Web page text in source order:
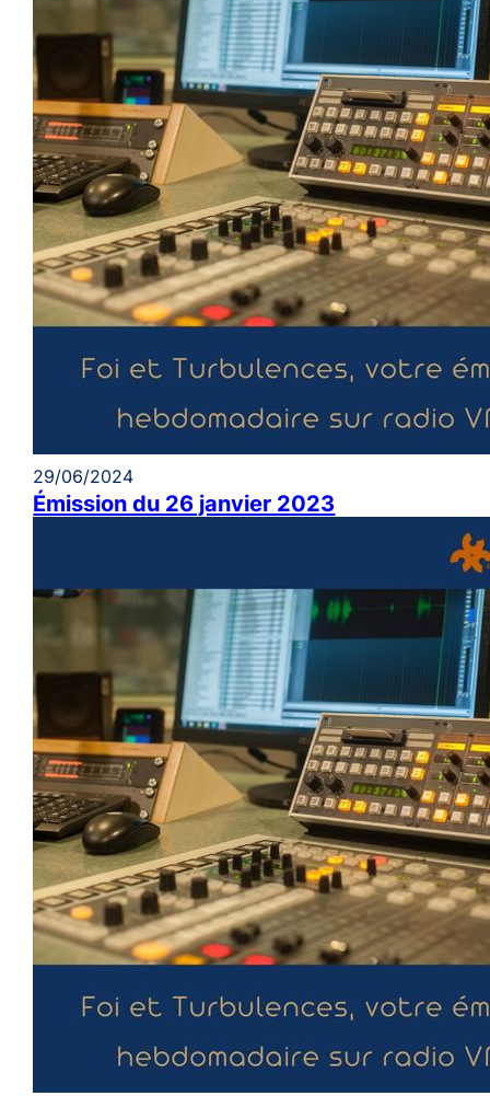
29/06/2024
Émission du 26 janvier 2023